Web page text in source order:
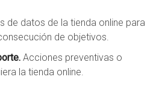
de datos de la tienda online para
de objetivos.
Acciones preventivas o
la tienda online.